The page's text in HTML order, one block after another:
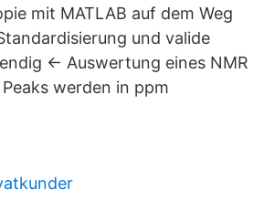
mit MATLAB auf dem Weg
und valide
← Auswertung eines NMR
werden in ppm